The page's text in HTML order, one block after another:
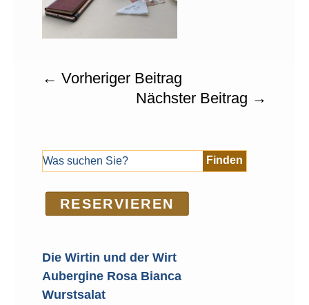
← Vorheriger Beitrag
Nächster Beitrag →
RE­SER­VIEREN
Die Wirtin und der Wirt
Aubergine Rosa Bianca
Wurstsalat